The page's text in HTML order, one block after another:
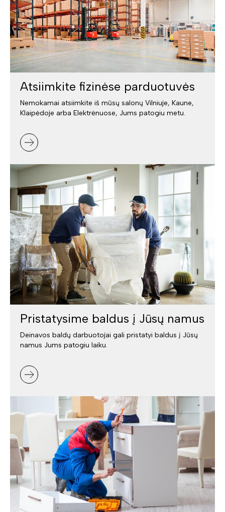
Atsiimkite fizinėse parduotuvės
Nemokamai atsiimkite iš mūsų salonų Vilniuje, Kaune,
Klaipėdoje arba Elektrėnuose, Jums patogiu metu.
Pristatysime baldus į Jūsų namus
Deinavos baldų darbuotojai gali pristatyi baldus į Jūsų
namus Jums patogiu laiku.